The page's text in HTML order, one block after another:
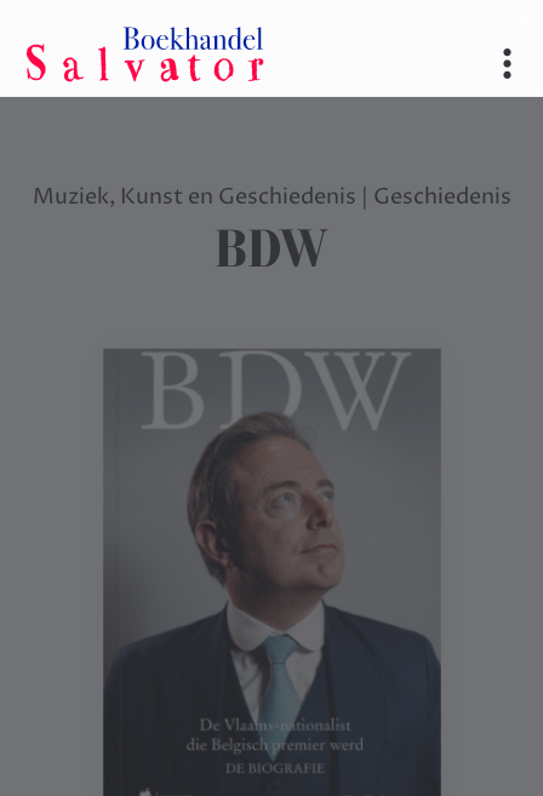
Muziek, Kunst en Geschiedenis | Geschiedenis
BDW